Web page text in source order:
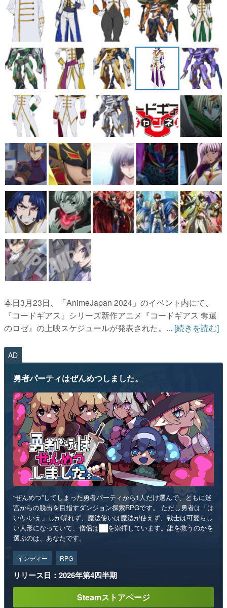
本日3月23日、「AnimeJapan 2024」のイベント内にて、
『コードギアス』シリーズ新作アニメ『コードギアス 奪還
のロゼ』の上映スケジュールが発表された。... [続きを読む]
AD
勇者パーティはぜんめつしました。
“ぜんめつ”してしまった勇者パーティから1人だけ選んで、ともに迷
宮からの脱出を目指すダンジョン探索RPGです。 ただし勇者は「は
い/いいえ」しか喋れず、魔法使いは魔法が使えず、戦士は可愛らし
い人形になっていて、僧侶は██を崇拝しています。誰を救うのかを
選ぶのは、あなたです。
インディー RPG
リリース日：2026年第4四半期
Steamストアページ